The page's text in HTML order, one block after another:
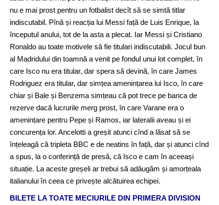
nu e mai prost pentru un fotbalist decît să se simtă titlar
indiscutabil. Pînă și reacția lui Messi față de Luis Enrique, la
începutul anului, tot de la asta a plecat. Iar Messi și Cristiano
Ronaldo au toate motivele să fie titulari indiscutabili. Jocul bun
al Madridului din toamnă a venit pe fondul unui lot complet, în
care Isco nu era titular, dar spera să devină, în care James
Rodriguez era titular, dar simțea amenințarea lui Isco, în care
chiar și Bale și Benzema simțeau că pot trece pe banca de
rezerve dacă lucrurile merg prost, în care Varane era o
amenințare pentru Pepe și Ramos, iar lateralii aveau și ei
concurența lor. Ancelotti a greșit atunci cînd a lăsat să se
înțeleagă că tripleta BBC e de neatins în față, dar și atunci cînd
a spus, la o conferință de presă, că Isco e cam în aceeași
situație. La aceste greșeli ar trebui să adăugăm și amorțeala
italianului în ceea ce privește alcătuirea echipei.
BILETE LA TOATE MECIURILE DIN PRIMERA DIVISION